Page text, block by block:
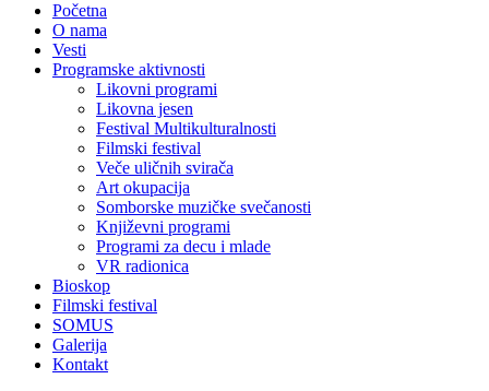
Početna
O nama
Vesti
Programske aktivnosti
Likovni programi
Likovna jesen
Festival Multikulturalnosti
Filmski festival
Veče uličnih svirača
Art okupacija
Somborske muzičke svečanosti
Književni programi
Programi za decu i mlade
VR radionica
Bioskop
Filmski festival
SOMUS
Galerija
Kontakt